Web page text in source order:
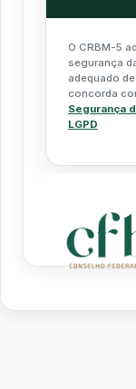
O CRBM-5
segurança
adequado
concorda
Segurança
LGPD